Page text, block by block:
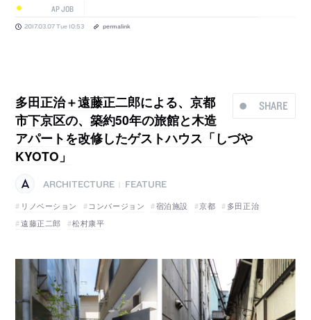
AP JOB
2017.03.07 Tue 10:53 permalink
SHARE
多田正治＋遠藤正二郎による、京都
市下京区の、築約50年の旅館と木造
アパートを改修したゲストハウス「しづや
KYOTO」
ARCHITECTURE
FEATURE
リノベーション
コンバージョン 宿泊施設 京都
多田正治
遠藤正二郎
松村康平